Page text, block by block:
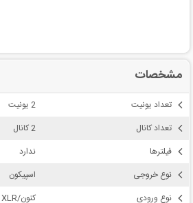
مشخصات
تعداد یونیت
2 یونیت
تعداد کانال
2 کانال
فیلترها
ندارد
نوع خروجی
اسپیکون
نوع ورودی
کنون/XLR